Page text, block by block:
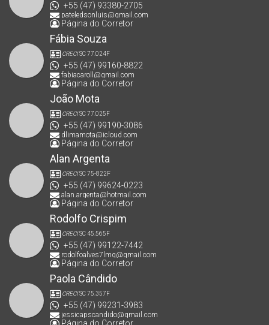
+55 (47) 93380-2705
pateledsonluis@gmail.com
Página do Corretor
Fábia Souza
CRECISC 77.024F
+55 (47) 99160-8822
fabiacaroll@gmail.com
Página do Corretor
João Mota
CRECISC 77.025F
+55 (47) 99190-3086
dlimamota@icloud.com
Página do Corretor
Alan Argenta
CRECISC 75-822F
+55 (47) 99624-0223
alan.argenta@hotmail.com
Página do Corretor
Rodolfo Crispim
CRECISC 45.565F
+55 (47) 99122-7442
rodolfoalves7lmg@gmail.com
Página do Corretor
Paola Cândido
CRECISC 75.357F
+55 (47) 99231-3983
jessicapscandido@gmail.com